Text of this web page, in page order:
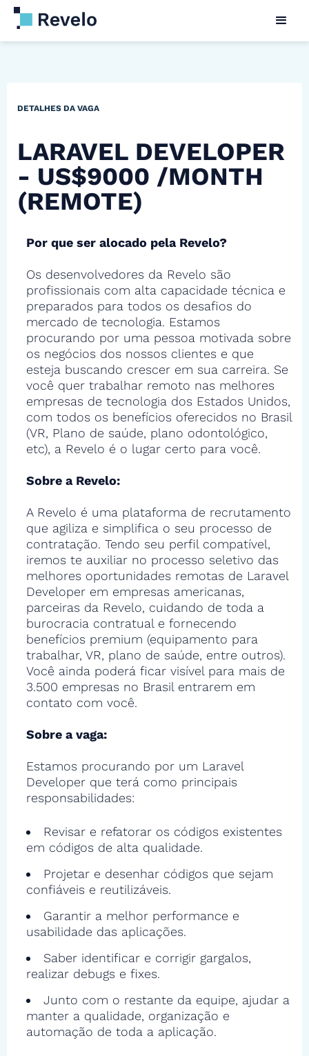
DETALHES DA VAGA
LARAVEL DEVELOPER
- US$9000 /MONTH
(REMOTE)
Por que ser alocado pela Revelo?
Os desenvolvedores da Revelo são
profissionais com alta capacidade técnica e
preparados para todos os desafios do
mercado de tecnologia. Estamos
procurando por uma pessoa motivada sobre
os negócios dos nossos clientes e que
esteja buscando crescer em sua carreira. Se
você quer trabalhar remoto nas melhores
empresas de tecnologia dos Estados Unidos,
com todos os benefícios oferecidos no Brasil
(VR, Plano de saúde, plano odontológico,
etc), a Revelo é o lugar certo para você.
Sobre a Revelo:
A Revelo é uma plataforma de recrutamento
que agiliza e simplifica o seu processo de
contratação. Tendo seu perfil compatível,
iremos te auxiliar no processo seletivo das
melhores oportunidades remotas de Laravel
Developer em empresas americanas,
parceiras da Revelo, cuidando de toda a
burocracia contratual e fornecendo
benefícios premium (equipamento para
trabalhar, VR, plano de saúde, entre outros).
Você ainda poderá ficar visível para mais de
3.500 empresas no Brasil entrarem em
contato com você.
Sobre a vaga:
Estamos procurando por um Laravel
Developer que terá como principais
responsabilidades:
Revisar e refatorar os códigos existentes
em códigos de alta qualidade.
Projetar e desenhar códigos que sejam
confiáveis e reutilizáveis.
Garantir a melhor performance e
usabilidade das aplicações.
Saber identificar e corrigir gargalos,
realizar debugs e fixes.
Junto com o restante da equipe, ajudar a
manter a qualidade, organização e
automação de toda a aplicação.